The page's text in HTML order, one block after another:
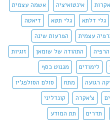
אינטואיציה
אשמה עצמית
גלי דלתא גלי תטא
דיאטה
עצמית
הפרעות שינה
הרפיה התהודה של שומאן
זוגיות
לימודים
מגנוט כסף
רגועה מתח
סולם הסולפג'יו
צ'אקרה
קונדליני
תדרים תת המודע